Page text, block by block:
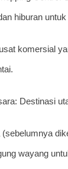
hiburan
komersial
Destinasi
wayang